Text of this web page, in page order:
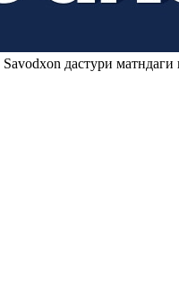
Savodxon дастури